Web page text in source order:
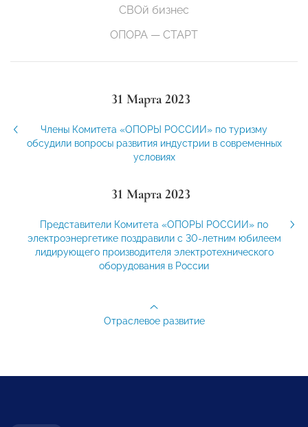
СВОй бизнес
ОПОРА — СТАРТ
31 Марта 2023
Члены Комитета «ОПОРЫ РОССИИ» по туризму
обсудили вопросы развития индустрии в современных
условиях
31 Марта 2023
Представители Комитета «ОПОРЫ РОССИИ» по
электроэнергетике поздравили с 30-летним юбилеем
лидирующего производителя электротехнического
оборудования в России
Отраслевое развитие